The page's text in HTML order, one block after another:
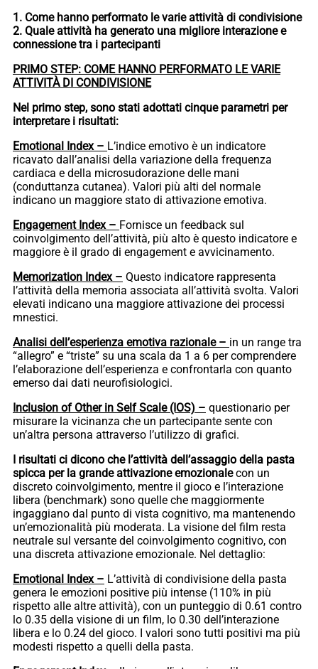
1. Come hanno performato le varie attività di condivisione
2. Quale attività ha generato una migliore interazione e
connessione tra i partecipanti
PRIMO STEP: COME HANNO PERFORMATO LE VARIE
ATTIVITÀ DI CONDIVISIONE
Nel primo step, sono stati adottati cinque parametri per
interpretare i risultati:
Emotional Index – L’indice emotivo è un indicatore
ricavato dall’analisi della variazione della frequenza
cardiaca e della microsudorazione delle mani
(conduttanza cutanea). Valori più alti del normale
indicano un maggiore stato di attivazione emotiva.
Engagement Index – Fornisce un feedback sul
coinvolgimento dell’attività, più alto è questo indicatore e
maggiore è il grado di engagement e avvicinamento.
Memorization Index – Questo indicatore rappresenta
l’attività della memoria associata all’attività svolta. Valori
elevati indicano una maggiore attivazione dei processi
mnestici.
Analisi dell’esperienza emotiva razionale – in un range tra
“allegro” e “triste” su una scala da 1 a 6 per comprendere
l’elaborazione dell’esperienza e confrontarla con quanto
emerso dai dati neurofisiologici.
Inclusion of Other in Self Scale (IOS) – questionario per
misurare la vicinanza che un partecipante sente con
un’altra persona attraverso l’utilizzo di grafici.
I risultati ci dicono che l’attività dell’assaggio della pasta
spicca per la grande attivazione emozionalecon un
discreto coinvolgimento, mentre il gioco e l’interazione
libera (benchmark) sono quelle che maggiormente
ingaggiano dal punto di vista cognitivo, ma mantenendo
un’emozionalità più moderata. La visione del film resta
neutrale sul versante del coinvolgimento cognitivo, con
una discreta attivazione emozionale. Nel dettaglio:
Emotional Index – L’attività di condivisione della pasta
genera le emozioni positive più intense (110% in più
rispetto alle altre attività), con un punteggio di 0.61 contro
lo 0.35 della visione di un film, lo 0.30 dell’interazione
libera e lo 0.24 del gioco. I valori sono tutti positivi ma più
modesti rispetto a quelli della pasta.